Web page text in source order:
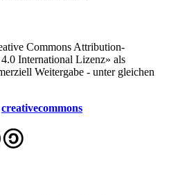
Commons Attribution-
International Lizenz» als
Weitergabe - unter gleichen
creativecommons